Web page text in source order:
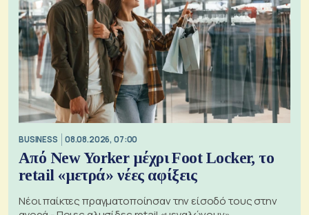
BUSINESS 08.08.2026, 07:00
Από New Yorker μέχρι Foot Locker, το
retail «μετρά» νέες αφίξεις
Νέοι παίκτες πραγματοποίησαν την είσοδό τους στην